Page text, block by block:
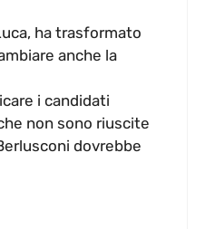
ha trasformato
anche la
i candidati
non sono riuscite
dovrebbe